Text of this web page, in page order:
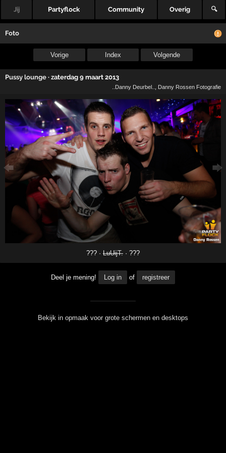
Jij Partyflock Community Overig 🔍
Foto
Vorige Index Volgende
Pussy lounge ·zaterdag 9 maart 2013
..Danny Deurbel.. Danny Rossen Fotografie
??? · LuUijT. · ???
Deel je mening! Log in of registreer
Bekijk in opmaak voor grote schermen en desktops